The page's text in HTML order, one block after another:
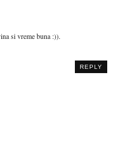
si vreme buna :)).
REPLY